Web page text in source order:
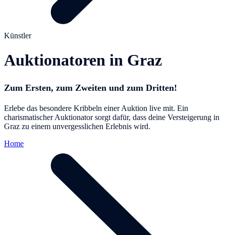
Künstler
Auktionatoren in Graz
Zum Ersten, zum Zweiten und zum Dritten!
Erlebe das besondere Kribbeln einer Auktion live mit. Ein
charismatischer Auktionator sorgt dafür, dass deine Versteigerung in
Graz zu einem unvergesslichen Erlebnis wird.
Home